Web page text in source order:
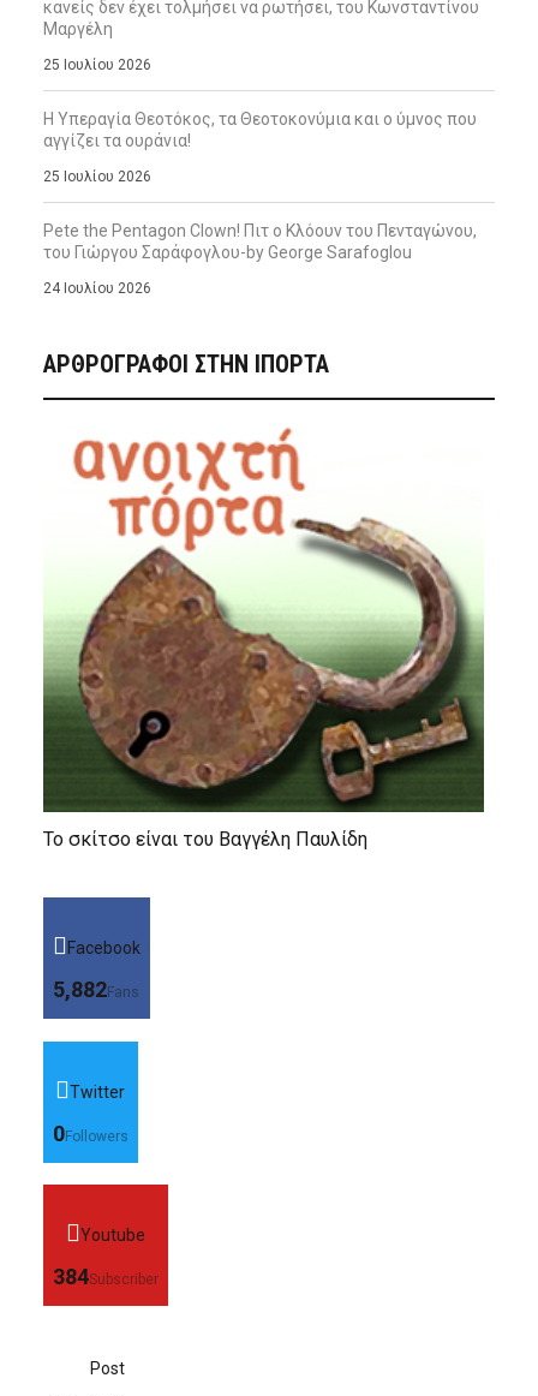
κανείς δεν έχει τολμήσει να ρωτήσει, του Κωνσταντίνου
Μαργέλη
25 Ιουλίου 2026
Η Υπεραγία Θεοτόκος, τα Θεοτοκονύμια και ο ύμνος που
αγγίζει τα ουράνια!
25 Ιουλίου 2026
Pete the Pentagon Clown! Πιτ ο Κλόουν του Πενταγώνου,
του Γιώργου Σαράφογλου-by George Sarafoglou
24 Ιουλίου 2026
ΑΡΘΡΟΓΡΑΦΟΙ ΣΤΗΝ IΠΟΡΤΑ
Το σκίτσο είναι του Βαγγέλη Παυλίδη
Facebook
5,882Fans
Twitter
0Followers
Youtube
384Subscriber
Post